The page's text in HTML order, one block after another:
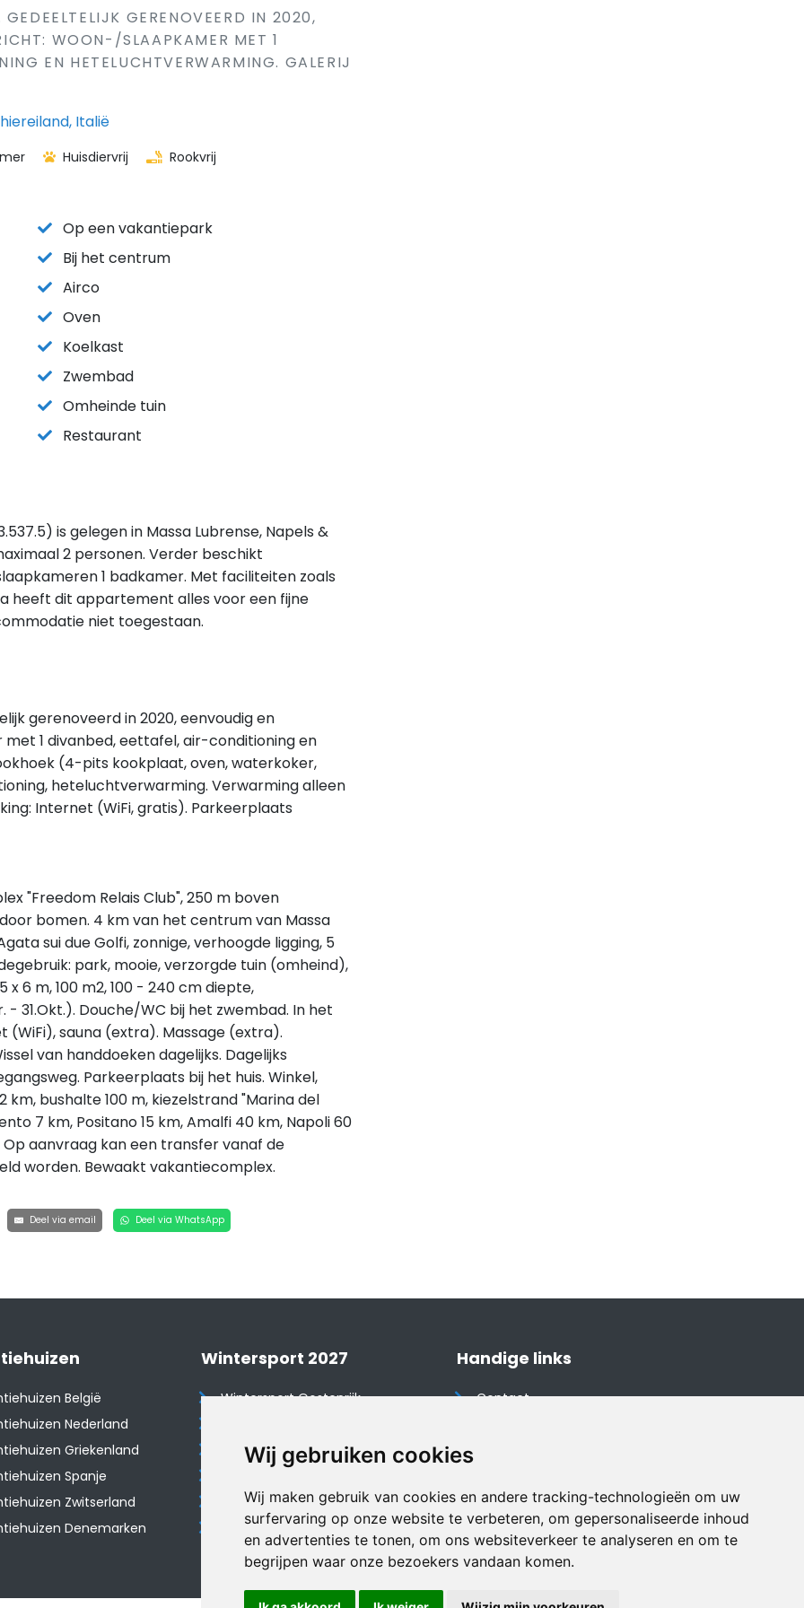
Wij gebruiken cookies
Wij maken gebruik van cookies en andere tracking-technologieën om uw
surfervaring op onze website te verbeteren, om gepersonaliseerde inhoud
en advertenties te tonen, om ons websiteverkeer te analyseren en om te
begrijpen waar onze bezoekers vandaan komen.
GERENOVEERD IN 2020,
WOON-/SLAAPKAMER MET 1
EN HETELUCHTVERWARMING. GALERIJ
Italië
Huisdiervrij Rookvrij
Op een vakantiepark
Bij het centrum
Airco
Oven
Koelkast
Zwembad
Omheinde tuin
Restaurant
is gelegen in Massa Lubrense, Napels &
2 personen. Verder beschikt
1 badkamer. Met faciliteiten zoals
heeft dit appartement alles voor een fijne
niet toegestaan.
gerenoveerd in 2020, eenvoudig en
1 divanbed, eettafel, air-conditioning en
(4-pits kookplaat, oven, waterkoker,
heteluchtverwarming. Verwarming alleen
Internet (WiFi, gratis). Parkeerplaats
"Freedom Relais Club", 250 m boven
bomen. 4 km van het centrum van Massa
sui due Golfi, zonnige, verhoogde ligging, 5
park, mooie, verzorgde tuin (omheind),
6 m, 100 m2, 100 - 240 cm diepte,
31.Okt.). Douche/WC bij het zwembad. In het
sauna (extra). Massage (extra).
van handdoeken dagelijks. Dagelijks
Parkeerplaats bij het huis. Winkel,
bushalte 100 m, kiezelstrand "Marina del
7 km, Positano 15 km, Amalfi 40 km, Napoli 60
Op aanvraag kan een transfer vanaf de
worden. Bewaakt vakantiecomplex.
Deel via email Deel via WhatsApp
België
Nederland
Griekenland
Spanje
Zwitserland
Denemarken
Wintersport 2027
Wintersport Oostenrijk
Wintersport Tsjechië
Wintersport Duitsland
Wintersport Italië
Handige links
Contact
Disclaimer
Vakantiehuis website